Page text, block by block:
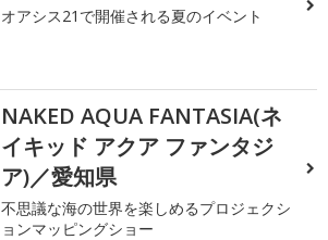
オアシス21で開催される夏のイベント
NAKED AQUA FANTASIA(ネ
イキッド アクア ファンタジ
ア)／愛知県
不思議な海の世界を楽しめるプロジェクシ
ョンマッピングショー